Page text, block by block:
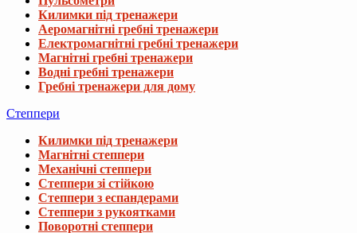
Килимки під тренажери
Аеромагнітні гребні тренажери
Електромагнітні гребні тренажери
Магнітні гребні тренажери
Водні гребні тренажери
Гребні тренажери для дому
Степпери
Килимки під тренажери
Магнітні степпери
Механічні степпери
Степпери зі стійкою
Степпери з еспандерами
Степпери з рукоятками
Поворотні степпери